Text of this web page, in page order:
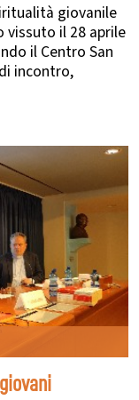
giovanile
vissuto il 28 aprile
il Centro San
incontro,